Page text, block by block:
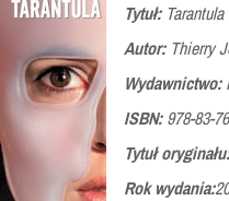
Tytuł:Tarantula
Autor: Thierry
Wydawnictwo:
ISBN:978-83-
Tytuł oryginału:
Rok wydania: